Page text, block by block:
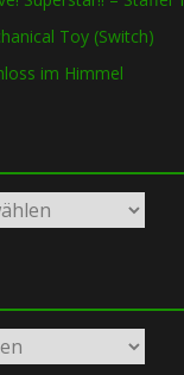
Toy (Switch)
im Himmel